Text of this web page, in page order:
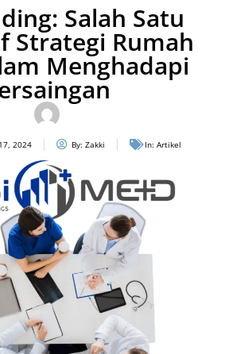
Salah Satu
Strategi Rumah
Menghadapi
2024 By: Zakki In: Artikel